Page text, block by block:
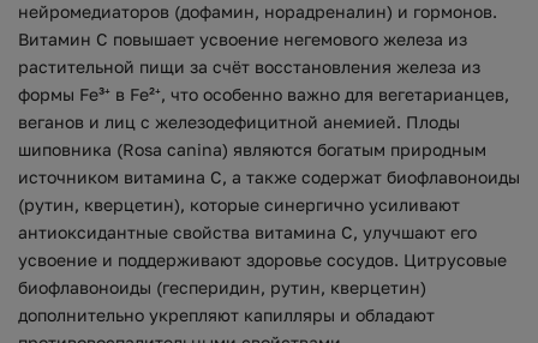
нейромедиаторов (дофамин, норадреналин) и гормонов.
Витамин C повышает усвоение негемового железа из
растительной пищи за счёт восстановления железа из
формы Fe³⁺ в Fe²⁺, что особенно важно для вегетарианцев,
веганов и лиц с железодефицитной анемией. Плоды
шиповника (Rosa canina) являются богатым природным
источником витамина C, а также содержат биофлавоноиды
(рутин, кверцетин), которые синергично усиливают
антиоксидантные свойства витамина C, улучшают его
усвоение и поддерживают здоровье сосудов. Цитрусовые
биофлавоноиды (гесперидин, рутин, кверцетин)
дополнительно укрепляют капилляры и обладают